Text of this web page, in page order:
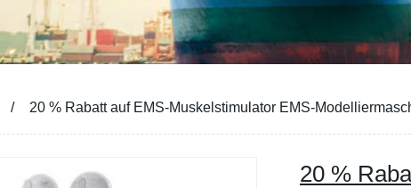
20 % Rabatt auf EMS-Muskelstimulator EMS-
20 %